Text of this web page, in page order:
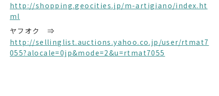
http://shopping.geocities.jp/m-artigiano/index.ht
ml
ヤフオク ⇒
http://sellinglist.auctions.yahoo.co.jp/user/rtmat7
055?alocale=0jp&mode=2&u=rtmat7055